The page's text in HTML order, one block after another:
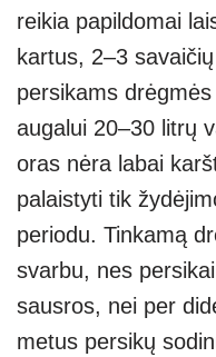
reikia papildomai
kartus, 2–3
persikams
augalui 20–30 litrų
oras nėra labai
palaistyti tik
periodu. Tinkamą
svarbu, nes
sausros, nei per
metus persikų